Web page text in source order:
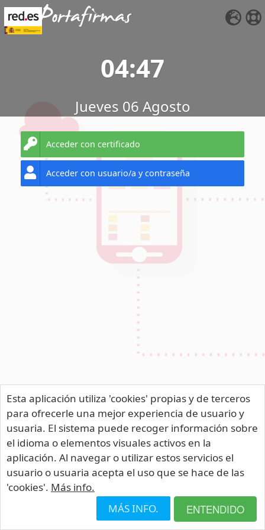
Portafirmas
04:47
Jueves 06 Agosto
Portafirmas v.3.8.5.3 (20/01/2026)
Acceder con certificado
Acceder con usuario/a y contraseña
Esta aplicación utiliza 'cookies' propias y de terceros
para ofrecerle una mejor experiencia de usuario y
usuaria. El sistema puede recoger información sobre
el idioma o elementos visuales activos en la
aplicación. Al navegar o utilizar estos servicios el
usuario o usuaria acepta el uso que se hace de las
'cookies'. Más info.
ENTENDIDO
MÁS INFO.